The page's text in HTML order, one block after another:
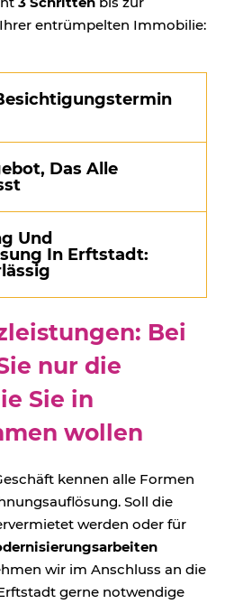
entrümpelten Immobilie:
Das Alle
Und
In Erftstadt:
Bei
nur die
Sie in
wollen
kennen alle Formen
Soll die
werden oder für
wir im Anschluss an die
gerne notwendige